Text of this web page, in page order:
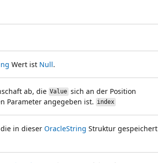
Wert ist Null.
ab, die Valuesich an der Position
Parameter angegeben ist. index
in dieser OracleString Struktur gespeichert